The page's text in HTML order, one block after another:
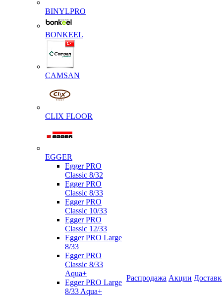
BINYLPRO
BONKEEL
CAMSAN
CLIX FLOOR
EGGER
Egger PRO
Classic 8/32
Egger PRO
Classic 8/33
Egger PRO
Classic 10/33
Egger PRO
Classic 12/33
Egger PRO Large
8/33
Egger PRO
Classic 8/33
Aqua+
Egger PRO Large
8/33 Aqua+
Распродажа Акции